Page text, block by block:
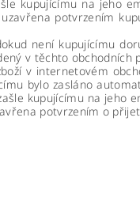
kupujícímu na jeho
potvrzením
není kupujícímu
v těchto obchodních
v internetovém
bylo zasláno
kupujícímu na jeho
potvrzením o